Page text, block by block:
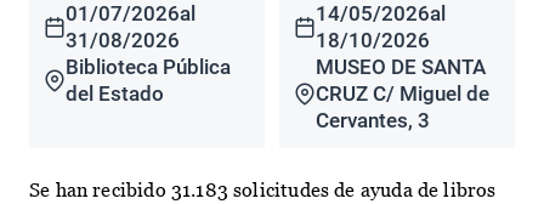
01/07/2026al
31/08/2026
Biblioteca Pública
del Estado
14/05/2026al
18/10/2026
MUSEO DE SANTA
CRUZ C/ Miguel de
Cervantes, 3
Se han recibido 31.183 solicitudes de ayuda de libros